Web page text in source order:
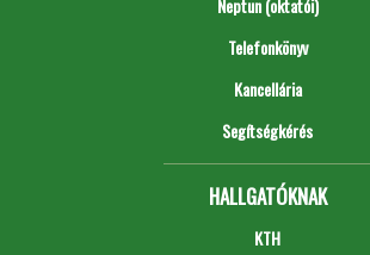
Neptun (oktatói)
Telefonkönyv
Kancellária
Segítségkérés
HALLGATÓKNAK
KTH